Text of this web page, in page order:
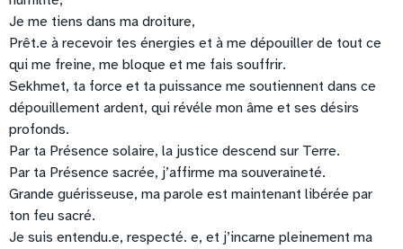
Je me tiens dans ma droiture,
Prêt.e à recevoir tes énergies et à me dépouiller de tout ce
qui me freine, me bloque et me fais souffrir.
Sekhmet, ta force et ta puissance me soutiennent dans ce
dépouillement ardent, qui révéle mon âme et ses désirs
profonds.
Par ta Présence solaire, la justice descend sur Terre.
Par ta Présence sacrée, j’affirme ma souveraineté.
Grande guérisseuse, ma parole est maintenant libérée par
ton feu sacré.
Je suis entendu.e, respecté. e, et j’incarne pleinement ma